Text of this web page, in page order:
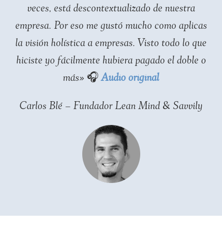
veces, está descontextualizado de nuestra
empresa. Por eso me gustó mucho como aplicas
la visión holística a empresas. Visto todo lo que
hiciste yo fácilmente hubiera pagado el doble o
más» 🎧Audio original
Carlos Blé – Fundador Lean Mind & Savvily